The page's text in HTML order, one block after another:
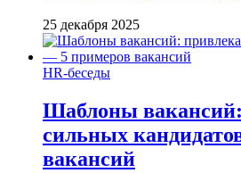
25 декабря 2025
HR-беседы
Шаблоны
сильных
вакансий